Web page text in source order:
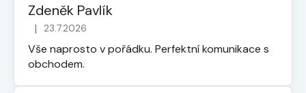
Zdeněk Pavlík
Hodnocení obchodu je 5 z 5 hvězdiček.
| 23.7.2026
Vše naprosto v pořádku. Perfektní komunikace s
obchodem.